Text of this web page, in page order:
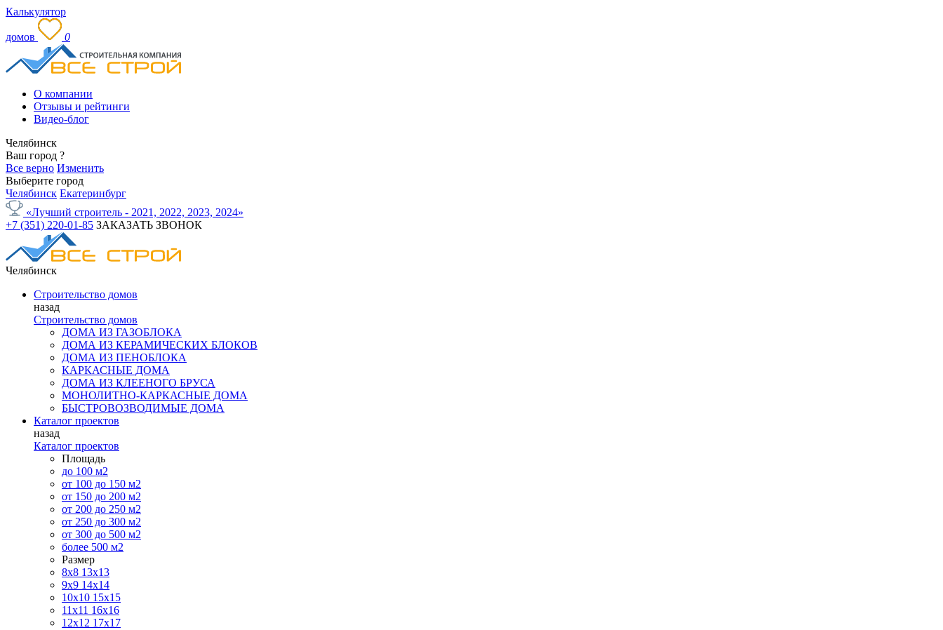
Калькулятор
домов 0
О компании
Отзывы и рейтинги
Видео-блог
Челябинск
Ваш город ?
Все верно Изменить
Выберите город
Челябинск Екатеринбург
«Лучший строитель - 2021, 2022, 2023, 2024»
+7 (351) 220-01-85 ЗАКАЗАТЬ ЗВОНОК
Челябинск
Строительство домов
назад
Строительство домов
ДОМА ИЗ ГАЗОБЛОКА
ДОМА ИЗ КЕРАМИЧЕСКИХ БЛОКОВ
ДОМА ИЗ ПЕНОБЛОКА
КАРКАСНЫЕ ДОМА
ДОМА ИЗ КЛЕЕНОГО БРУСА
МОНОЛИТНО-КАРКАСНЫЕ ДОМА
БЫСТРОВОЗВОДИМЫЕ ДОМА
Каталог проектов
назад
Каталог проектов
Площадь
до 100 м2
от 100 до 150 м2
от 150 до 200 м2
от 200 до 250 м2
от 250 до 300 м2
от 300 до 500 м2
более 500 м2
Размер
8х8 13х13
9х9 14х14
10х10 15х15
11x11 16х16
12х12 17х17